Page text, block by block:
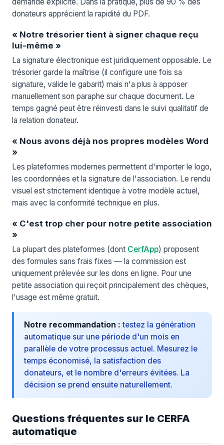
demande explicite. Dans la pratique, plus de 90 % des
donateurs apprécient la rapidité du PDF.
« Notre trésorier tient à signer chaque reçu
lui-même »
La signature électronique est juridiquement opposable. Le
trésorier garde la maîtrise (il configure une fois sa
signature, valide le gabarit) mais n'a plus à apposer
manuellement son paraphe sur chaque document. Le
temps gagné peut être réinvesti dans le suivi qualitatif de
la relation donateur.
« Nous avons déjà nos propres modèles Word
»
Les plateformes modernes permettent d'importer le logo,
les coordonnées et la signature de l'association. Le rendu
visuel est strictement identique à votre modèle actuel,
mais avec la conformité technique en plus.
« C'est trop cher pour notre petite association
»
La plupart des plateformes (dont CerfApp) proposent
des formules sans frais fixes — la commission est
uniquement prélevée sur les dons en ligne. Pour une
petite association qui reçoit principalement des chèques,
l'usage est même gratuit.
Notre recommandation : testez la génération
automatique sur une période d'un mois en
parallèle de votre processus actuel. Mesurez le
temps économisé, la satisfaction des
donateurs, et le nombre d'erreurs évitées. La
décision se prend ensuite naturellement.
Questions fréquentes sur le CERFA
automatique